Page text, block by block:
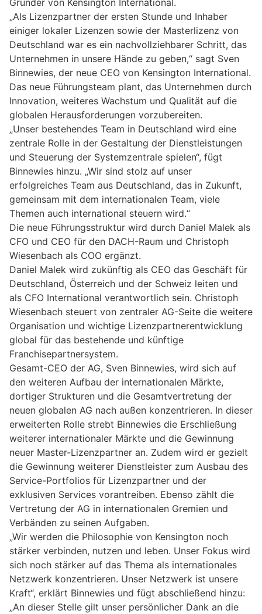
„Als Lizenzpartner der ersten Stunde und Inhaber
einiger lokaler Lizenzen sowie der Masterlizenz von
Deutschland war es ein nachvollziehbarer Schritt, das
Unternehmen in unsere Hände zu geben,“ sagt Sven
Binnewies, der neue CEO von Kensington International.
Das neue Führungsteam plant, das Unternehmen durch
Innovation, weiteres Wachstum und Qualität auf die
globalen Herausforderungen vorzubereiten.
„Unser bestehendes Team in Deutschland wird eine
zentrale Rolle in der Gestaltung der Dienstleistungen
und Steuerung der Systemzentrale spielen“, fügt
Binnewies hinzu. „Wir sind stolz auf unser
erfolgreiches Team aus Deutschland, das in Zukunft,
gemeinsam mit dem internationalen Team, viele
Themen auch international steuern wird.“
Die neue Führungsstruktur wird durch Daniel Malek als
CFO und CEO für den DACH-Raum und Christoph
Wiesenbach als COO ergänzt.
Daniel Malek wird zukünftig als CEO das Geschäft für
Deutschland, Österreich und der Schweiz leiten und
als CFO International verantwortlich sein. Christoph
Wiesenbach steuert von zentraler AG-Seite die weitere
Organisation und wichtige Lizenzpartnerentwicklung
global für das bestehende und künftige
Franchisepartnersystem.
Gesamt-CEO der AG, Sven Binnewies, wird sich auf
den weiteren Aufbau der internationalen Märkte,
dortiger Strukturen und die Gesamtvertretung der
neuen globalen AG nach außen konzentrieren. In dieser
erweiterten Rolle strebt Binnewies die Erschließung
weiterer internationaler Märkte und die Gewinnung
neuer Master-Lizenzpartner an. Zudem wird er gezielt
die Gewinnung weiterer Dienstleister zum Ausbau des
Service-Portfolios für Lizenzpartner und der
exklusiven Services vorantreiben. Ebenso zählt die
Vertretung der AG in internationalen Gremien und
Verbänden zu seinen Aufgaben.
„Wir werden die Philosophie von Kensington noch
stärker verbinden, nutzen und leben. Unser Fokus wird
sich noch stärker auf das Thema als internationales
Netzwerk konzentrieren. Unser Netzwerk ist unsere
Kraft“, erklärt Binnewies und fügt abschließend hinzu:
„An dieser Stelle gilt unser persönlicher Dank an die